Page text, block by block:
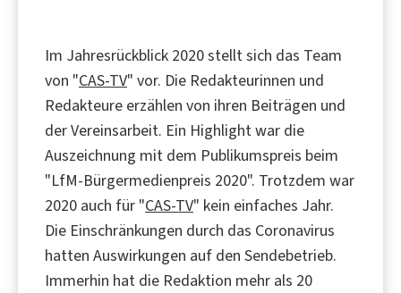
Im Jahresrückblick 2020 stellt sich das Team
von "CAS-TV" vor. Die Redakteurinnen und
Redakteure erzählen von ihren Beiträgen und
der Vereinsarbeit. Ein Highlight war die
Auszeichnung mit dem Publikumspreis beim
"LfM-Bürgermedienpreis 2020". Trotzdem war
2020 auch für "CAS-TV" kein einfaches Jahr.
Die Einschränkungen durch das Coronavirus
hatten Auswirkungen auf den Sendebetrieb.
Immerhin hat die Redaktion mehr als 20